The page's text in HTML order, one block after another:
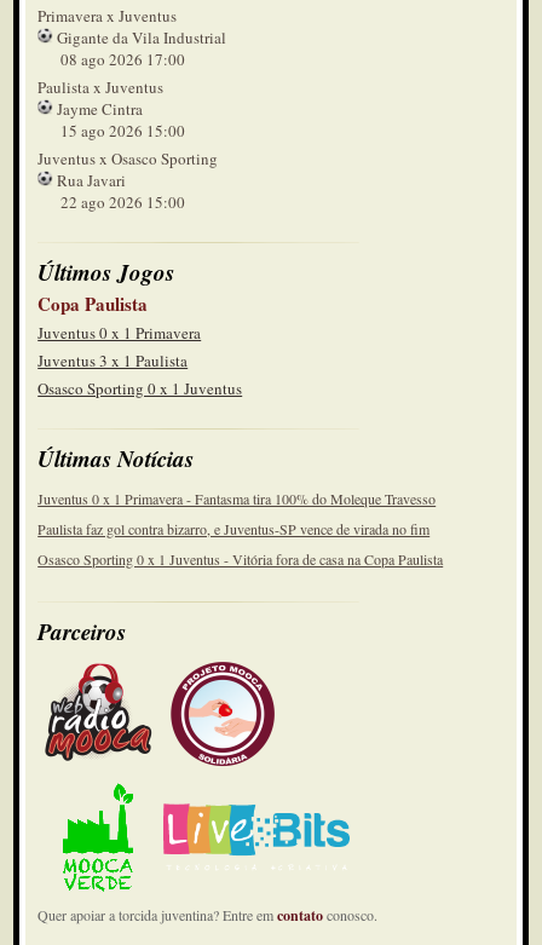
Primavera x Juventus
Gigante da Vila Industrial
08 ago 2026 17:00
Paulista x Juventus
Jayme Cintra
15 ago 2026 15:00
Juventus x Osasco Sporting
Rua Javari
22 ago 2026 15:00
Últimos Jogos
Copa Paulista
Juventus 0 x 1 Primavera
Juventus 3 x 1 Paulista
Osasco Sporting 0 x 1 Juventus
Últimas Notícias
Juventus 0 x 1 Primavera - Fantasma tira 100% do Moleque Travesso
Paulista faz gol contra bizarro, e Juventus-SP vence de virada no fim
Osasco Sporting 0 x 1 Juventus - Vitória fora de casa na Copa Paulista
Parceiros
Quer apoiar a torcida juventina? Entre emcontatoconosco.